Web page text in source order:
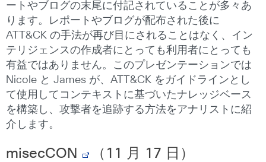
ートやブログの末尾に付記されていることが多々あ
ります。レポートやブログが配布された後に
ATT&CK の手法が再び目にされることはなく、イン
テリジェンスの作成者にとっても利用者にとっても
有益ではありません。このプレゼンテーションでは
Nicole と James が、ATT&CK をガイドラインとし
て使用してコンテキストに基づいたナレッジベース
を構築し、攻撃者を追跡する方法をアナリストに紹
介します。
misecCON （ 11 月 17 日）